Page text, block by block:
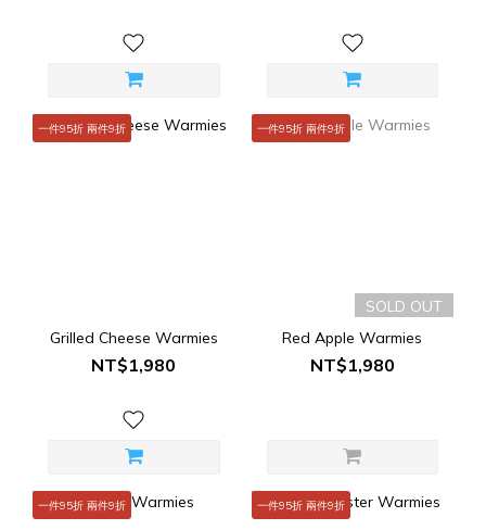
一件95折 兩件9折
Grilled Cheese Warmies
NT$1,980
一件95折 兩件9折
SOLD OUT
Red Apple Warmies
NT$1,980
一件95折 兩件9折 一件95折 兩件9折